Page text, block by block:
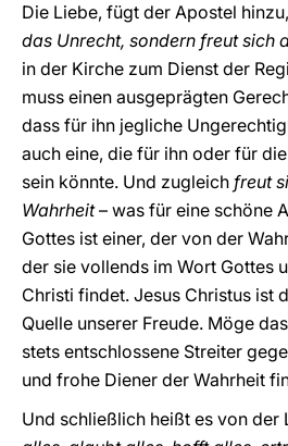
Die Liebe, fügt der Apostel hinzu,
das Unrecht, sondern freut sich
in der Kirche zum Dienst der
muss einen ausgeprägten
dass für ihn jegliche
auch eine, die für ihn oder für
sein könnte. Und zugleich freut
Wahrheit– was für eine schöne
Gottes ist einer, der von der
der sie vollends im Wort Gottes
Christi findet. Jesus Christus ist
Quelle unserer Freude. Möge
stets entschlossene Streiter
und frohe Diener der Wahrheit
Und schließlich heißt es von der